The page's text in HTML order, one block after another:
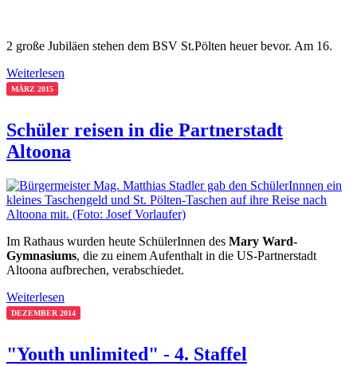
2 große Jubiläen stehen dem BSV St.Pölten heuer bevor. Am 16.
Weiterlesen
MÄRZ 2015
Schüler reisen in die Partnerstadt
Altoona
Im Rathaus wurden heute SchülerInnen des Mary Ward-
Gymnasiums, die zu einem Aufenthalt in die US-Partnerstadt
Altoona aufbrechen, verabschiedet.
Weiterlesen
DEZEMBER 2014
"Youth unlimited" - 4. Staffel